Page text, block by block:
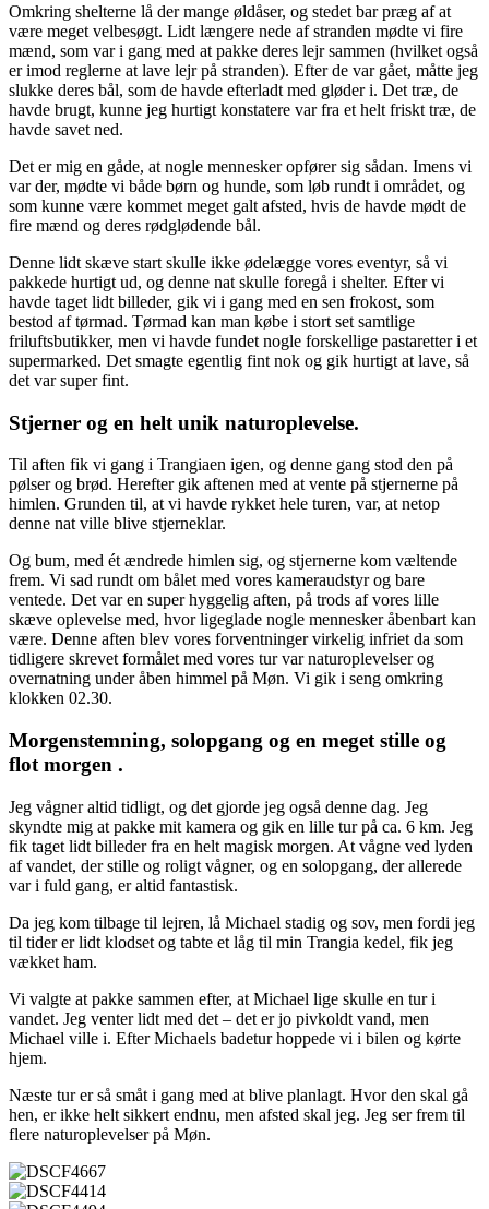
Omkring shelterne lå der mange øldåser, og stedet bar præg af at
være meget velbesøgt. Lidt længere nede af stranden mødte vi fire
mænd, som var i gang med at pakke deres lejr sammen (hvilket også
er imod reglerne at lave lejr på stranden). Efter de var gået, måtte jeg
slukke deres bål, som de havde efterladt med gløder i. Det træ, de
havde brugt, kunne jeg hurtigt konstatere var fra et helt friskt træ, de
havde savet ned.
Det er mig en gåde, at nogle mennesker opfører sig sådan. Imens vi
var der, mødte vi både børn og hunde, som løb rundt i området, og
som kunne være kommet meget galt afsted, hvis de havde mødt de
fire mænd og deres rødglødende bål.
Denne lidt skæve start skulle ikke ødelægge vores eventyr, så vi
pakkede hurtigt ud, og denne nat skulle foregå i shelter. Efter vi
havde taget lidt billeder, gik vi i gang med en sen frokost, som
bestod af tørmad. Tørmad kan man købe i stort set samtlige
friluftsbutikker, men vi havde fundet nogle forskellige pastaretter i et
supermarked. Det smagte egentlig fint nok og gik hurtigt at lave, så
det var super fint.
Stjerner og en helt unik naturoplevelse.
Til aften fik vi gang i Trangiaen igen, og denne gang stod den på
pølser og brød. Herefter gik aftenen med at vente på stjernerne på
himlen. Grunden til, at vi havde rykket hele turen, var, at netop
denne nat ville blive stjerneklar.
Og bum, med ét ændrede himlen sig, og stjernerne kom væltende
frem. Vi sad rundt om bålet med vores kameraudstyr og bare
ventede. Det var en super hyggelig aften, på trods af vores lille
skæve oplevelse med, hvor ligeglade nogle mennesker åbenbart kan
være. Denne aften blev vores forventninger virkelig infriet da som
tidligere skrevet formålet med vores tur var naturoplevelser og
overnatning under åben himmel på Møn. Vi gik i seng omkring
klokken 02.30.
Morgenstemning, solopgang og en meget stille og
flot morgen .
Jeg vågner altid tidligt, og det gjorde jeg også denne dag. Jeg
skyndte mig at pakke mit kamera og gik en lille tur på ca. 6 km. Jeg
fik taget lidt billeder fra en helt magisk morgen. At vågne ved lyden
af vandet, der stille og roligt vågner, og en solopgang, der allerede
var i fuld gang, er altid fantastisk.
Da jeg kom tilbage til lejren, lå Michael stadig og sov, men fordi jeg
til tider er lidt klodset og tabte et låg til min Trangia kedel, fik jeg
vækket ham.
Vi valgte at pakke sammen efter, at Michael lige skulle en tur i
vandet. Jeg venter lidt med det – det er jo pivkoldt vand, men
Michael ville i. Efter Michaels badetur hoppede vi i bilen og kørte
hjem.
Næste tur er så småt i gang med at blive planlagt. Hvor den skal gå
hen, er ikke helt sikkert endnu, men afsted skal jeg. Jeg ser frem til
flere naturoplevelser på Møn.